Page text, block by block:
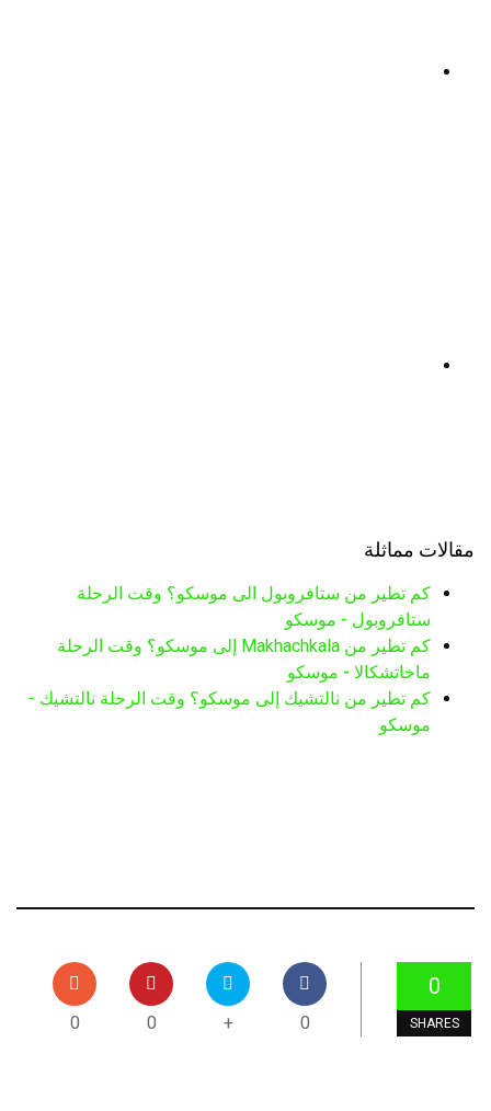
مقالات مماثلة
كم تطير من ستافروبول الى موسكو؟ وقت الرحلة
ستافروبول - موسكو
كم تطير من Makhachkala إلى موسكو؟ وقت الرحلة
ماخاتشكالا - موسكو
كم تطير من نالتشيك إلى موسكو؟ وقت الرحلة نالتشيك -
موسكو
0
SHARES
0
+
0
0